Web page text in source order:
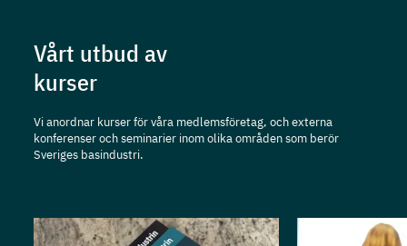
Vårt utbud av
kurser
Vi anordnar kurser för våra medlemsföretag, och externa
konferenser och seminarier inom olika områden som berör
Sveriges basindustri.